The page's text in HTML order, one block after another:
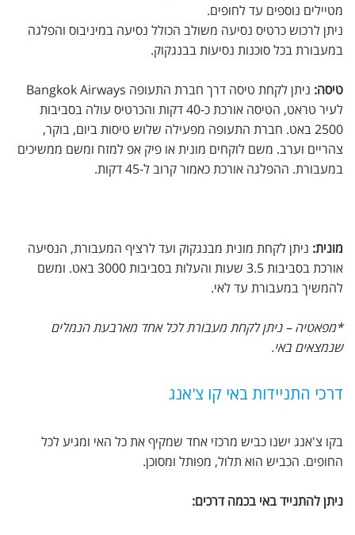
מטיילים נוספים עד לחופים.
ניתן לרכוש כרטיס נסיעה משולב הכולל נסיעה במיניבוס והפלגה
במעבורת בכל סוכנות נסיעות בבנגקוק.
טיסה:
ניתן לקחת טיסה דרך חברת התעופה Bangkok Airways
לעיר טראט, הטיסה אורכת כ-40 דקות והכרטיס עולה בסביבות
2500 באט. חברת התעופה מפעילה שלוש טיסות ביום, בוקר,
צהריים וערב. משם לוקחים מונית או פיק אפ למזח ומשם ממשיכים
במעבורת. ההפלגה אורכת כאמור קרוב ל-45 דקות.
מונית: ניתן לקחת מונית מבנגקוק ועד לרציף המעבורת, הנסיעה
אורכת בסביבות 3.5 שעות והעלות בסביבות 3000 באט. ומשם
להמשיך במעבורת עד לאי.
*מפאטיה – ניתן לקחת מעבורת לכל אחד מארבעת הנמלים
שנמצאים באי.
דרכי התניידות באי קו צ'אנג
בקו צ'אנג ישנו כביש מרכזי אחד שמקיף את כל האי ומגיע לכל
החופים. הכביש הוא תלול, מפותל ומסוכן.
ניתן להתנייד באי בכמה דרכים: